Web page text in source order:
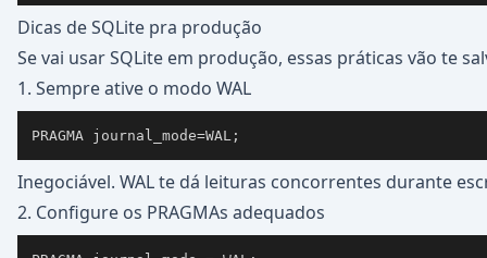
Dicas de SQLite pra produção
Se vai usar SQLite em produção, essas práticas vão te
1. Sempre ative o modo WAL
PRAGMA journal_mode=WAL ;
Inegociável. WAL te dá leituras concorrentes durante
2. Configure os PRAGMAs adequados